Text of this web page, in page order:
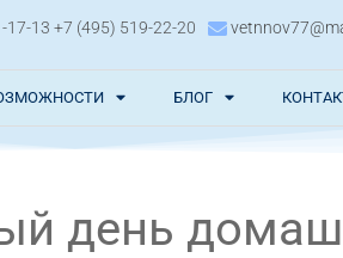
17-13 +7 (495) 519-22-20
БЛОГ
день